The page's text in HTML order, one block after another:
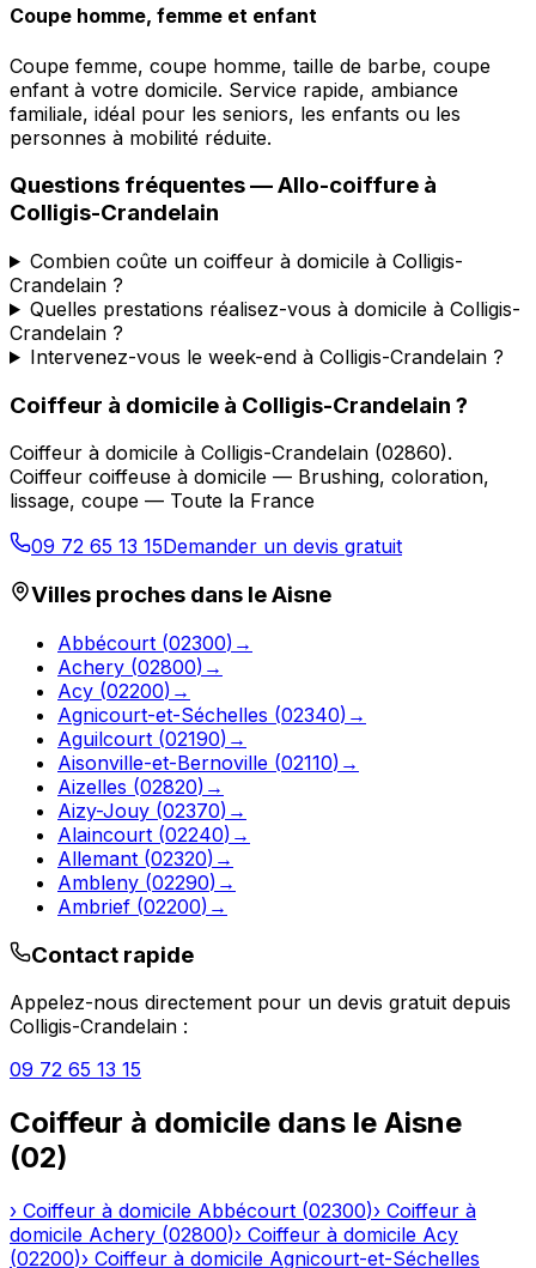
Coupe homme, femme et enfant
Coupe femme, coupe homme, taille de barbe, coupe
enfant à votre domicile. Service rapide, ambiance
familiale, idéal pour les seniors, les enfants ou les
personnes à mobilité réduite.
Questions fréquentes —Allo-coiffure à
Colligis-Crandelain
Combien coûte un coiffeur à domicile à Colligis-
Crandelain ?
Quelles prestations réalisez-vous à domicile à Colligis-
Crandelain ?
Intervenez-vous le week-end à Colligis-Crandelain ?
Coiffeur à domicile à Colligis-Crandelain ?
Coiffeur à domicile à Colligis-Crandelain (02860).
Coiffeur coiffeuse à domicile — Brushing, coloration,
lissage, coupe — Toute la France
09 72 65 13 15Demander un devis gratuit
Villes proches dans leAisne
Abbécourt (02300) →
Achery (02800) →
Acy (02200) →
Agnicourt-et-Séchelles (02340) →
Aguilcourt (02190) →
Aisonville-et-Bernoville (02110) →
Aizelles (02820) →
Aizy-Jouy (02370) →
Alaincourt (02240) →
Allemant (02320) →
Ambleny (02290) →
Ambrief (02200) →
Contact rapide
Appelez-nous directement pour un devis gratuit depuis
Colligis-Crandelain :
09 72 65 13 15
Coiffeur à domicile dans le Aisne
(02)
› Coiffeur à domicile Abbécourt (02300)› Coiffeur à
domicile Achery (02800)› Coiffeur à domicile Acy
(02200)› Coiffeur à domicile Agnicourt-et-Séchelles